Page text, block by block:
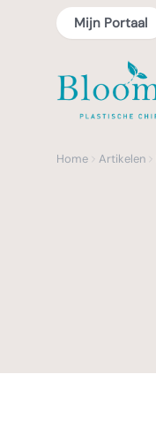
Mijn Portaal
Home Artikelen